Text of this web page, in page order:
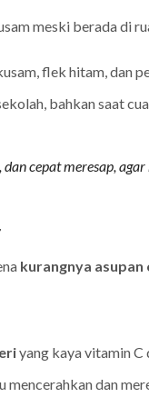
meski berada di
flek hitam, dan
bahkan saat
cepat meresap,
kurangnya
yang kaya vitamin C
dan